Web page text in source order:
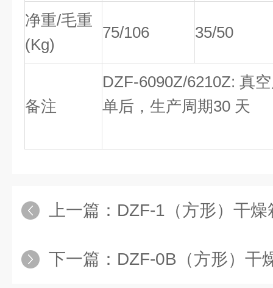
净重/毛重
(Kg)
75/106 35/50
备注
DZF-6090Z/6210Z: 真
单后，生产周期30 天
上一篇： DZF-1（方形）干燥箱厂
下一篇： DZF-0B（方形）干燥箱价